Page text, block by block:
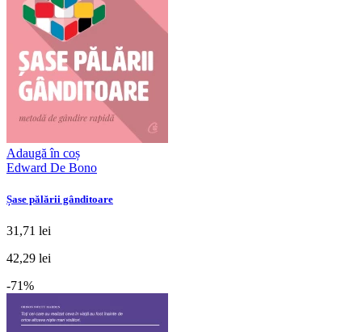
Adaugă în coș
Edward De Bono
Șase pălării gânditoare
31,71 lei
42,29 lei
-71%